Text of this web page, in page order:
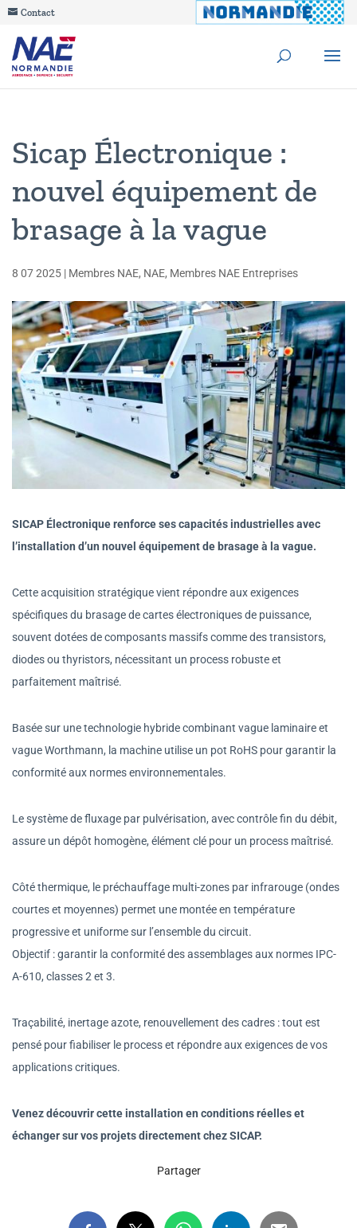
Contact
Sicap Électronique :
nouvel équipement de
brasage à la vague
8 07 2025 | Membres NAE, NAE, Membres NAE Entreprises
SICAP Électronique renforce ses capacités industrielles avec
l’installation d’un nouvel équipement de brasage à la vague.
Cette acquisition stratégique vient répondre aux exigences
spécifiques du brasage de cartes électroniques de puissance,
souvent dotées de composants massifs comme des transistors,
diodes ou thyristors, nécessitant un process robuste et
parfaitement maîtrisé.
Basée sur une technologie hybride combinant vague laminaire et
vague Worthmann, la machine utilise un pot RoHS pour garantir la
conformité aux normes environnementales.
Le système de fluxage par pulvérisation, avec contrôle fin du débit,
assure un dépôt homogène, élément clé pour un process maîtrisé.
Côté thermique, le préchauffage multi-zones par infrarouge (ondes
courtes et moyennes) permet une montée en température
progressive et uniforme sur l’ensemble du circuit.
Objectif : garantir la conformité des assemblages aux normes IPC-
A-610, classes 2 et 3.
Traçabilité, inertage azote, renouvellement des cadres : tout est
pensé pour fiabiliser le process et répondre aux exigences de vos
applications critiques.
Venez découvrir cette installation en conditions réelles et
échanger sur vos projets directement chez SICAP.
Partager